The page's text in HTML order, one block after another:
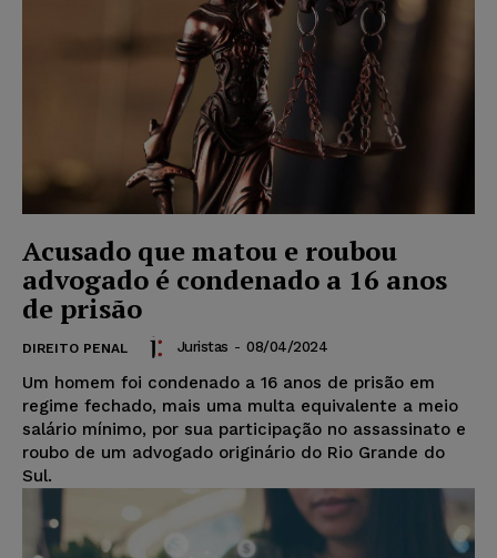
Acusado que matou e roubou
advogado é condenado a 16 anos
de prisão
DIREITO PENAL Juristas - 08/04/2024
Um homem foi condenado a 16 anos de prisão em
regime fechado, mais uma multa equivalente a meio
salário mínimo, por sua participação no assassinato e
roubo de um advogado originário do Rio Grande do
Sul.